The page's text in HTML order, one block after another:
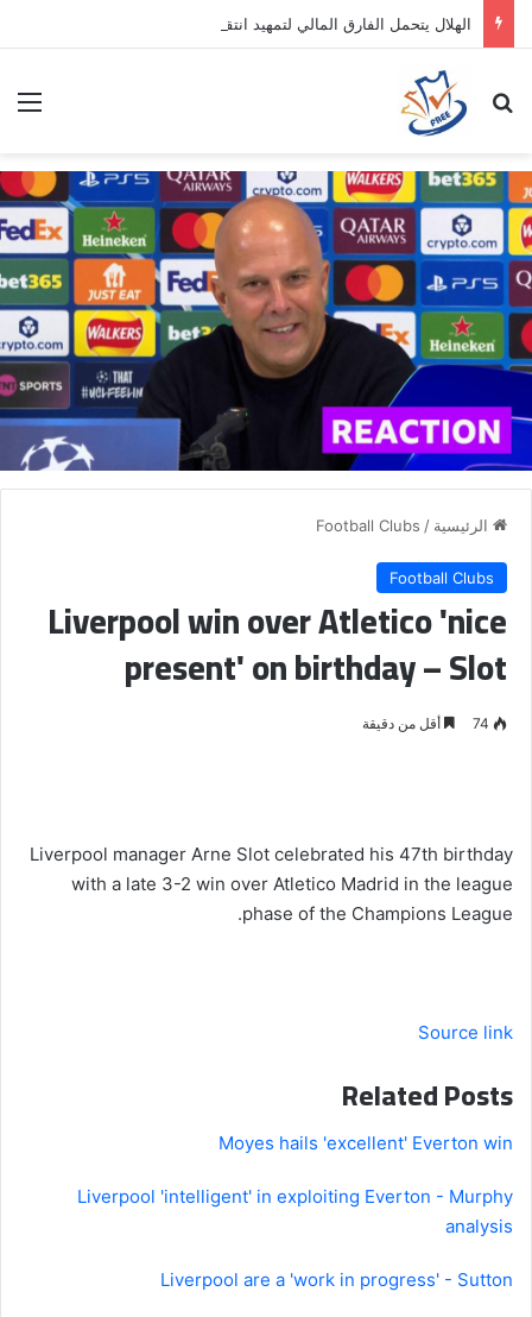
بحث عن
الرئيسية /
Football Clubs
Football Clubs
Liverpool win over Atletico 'nice
present' on birthday – Slot
74 أقل من دقيقة
Liverpool manager Arne Slot celebrated his 47th birthday
with a late 3-2 win over Atletico Madrid in the league
phase of the Champions League.
Source link
Related Posts
Moyes hails 'excellent' Everton win
Liverpool 'intelligent' in exploiting Everton - Murphy
analysis
Liverpool are a 'work in progress' - Sutton